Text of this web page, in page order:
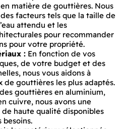
matière de gouttières. Nous
facteurs tels que la taille de
attendu et les
pour recommander
pour votre propriété.
: En fonction de vos
de votre budget et des
nous vous aidons à
de gouttières les plus adaptés.
gouttières en aluminium,
cuivre, nous avons une
haute qualité disponibles
besoins.